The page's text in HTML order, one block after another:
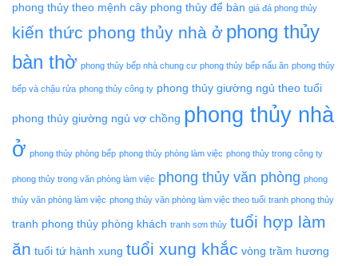
phong thủy theo mệnh cây phong thủy để bàn giá đá phong thủy
kiến thức phong thủy nhà ở phong thủy
bàn thờ phong thủy bếp nhà chung cư phong thủy bếp nấu ăn phong thủy
bếp và chậu rửa phong thủy công ty phong thủy giường ngủ theo tuổi
phong thủy giường ngủ vợ chồng phong thủy nhà
ở phong thủy phòng bếp phong thủy phòng làm việc phong thủy trong công ty
phong thủy trong văn phòng làm việc phong thủy văn phòng phong
thủy văn phòng làm việc phong thủy văn phòng làm việc theo tuổi tranh phong thủy
tranh phong thủy phòng khách tranh sơn thủy tuổi hợp làm
ăn tuổi tứ hành xung tuổi xung khắc vòng trầm hương